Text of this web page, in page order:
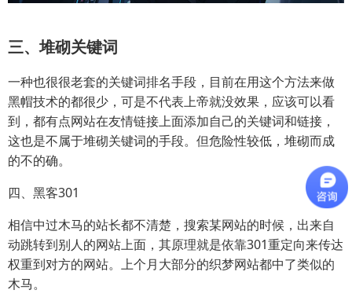
三、堆砌关键词
一种也很很老套的关键词排名手段，目前在用这个方法来做
黑帽技术的都很少，可是不代表上帝就没效果，应该可以看
到，都有点网站在友情链接上面添加自己的关键词和链接，
这也是不属于堆砌关键词的手段。但危险性较低，堆砌而成
的不的确。
四、黑客301
相信中过木马的站长都不清楚，搜索某网站的时候，出来自
动跳转到别人的网站上面，其原理就是依靠301重定向来传达
权重到对方的网站。上个月大部分的织梦网站都中了类似的
木马。